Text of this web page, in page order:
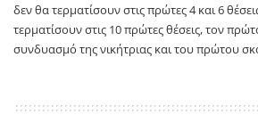
δεν θα τερματίσουν στις πρώτες 4 και 6
τερματίσουν στις 10 πρώτες θέσεις, τον
συνδυασμό της νικήτριας και του πρώτου